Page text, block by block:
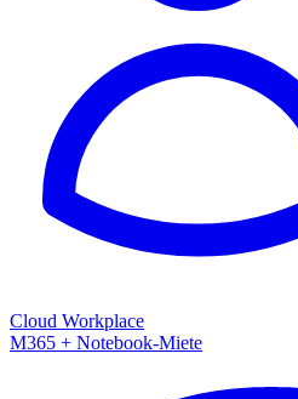
Cloud Workplace
M365 + Notebook-Miete